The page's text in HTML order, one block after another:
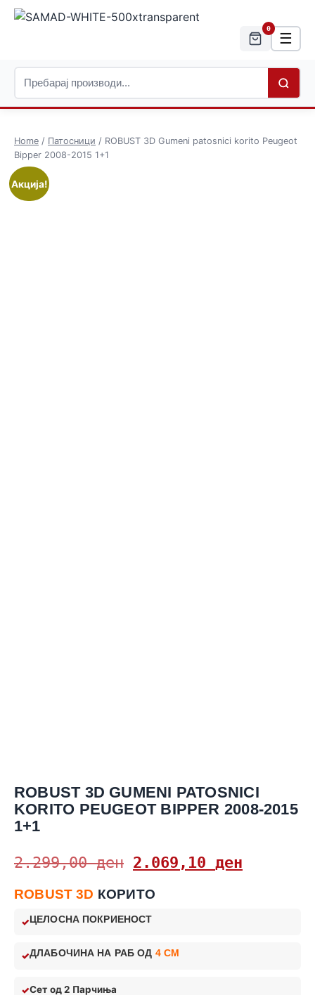
0
☰
Home / Патосници / ROBUST 3D Gumeni patosnici korito Peugeot
Bipper 2008-2015 1+1
Акција!
ROBUST 3D GUMENI PATOSNICI
KORITO PEUGEOT BIPPER 2008-2015
1+1
2.299,00ден 2.069,10 ден
ROBUST 3D КОРИТО
ЦЕЛОСНА ПОКРИЕНОСТ
ДЛАБОЧИНА НА РАБ ОД 4 CM
Сет од 2 Парчиња